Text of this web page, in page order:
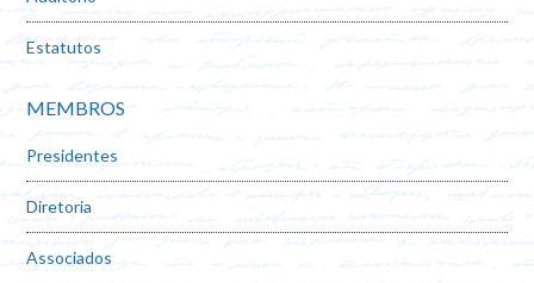
Estatutos
MEMBROS
Presidentes
Diretoria
Associados